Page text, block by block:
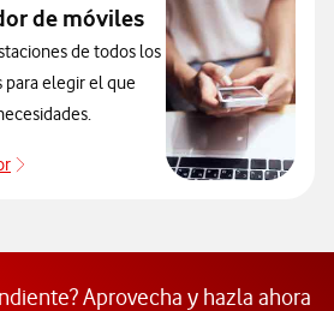
de móviles
de todos los
elegir el que
Acceder al Comparador
Aprovecha y hazla ahora